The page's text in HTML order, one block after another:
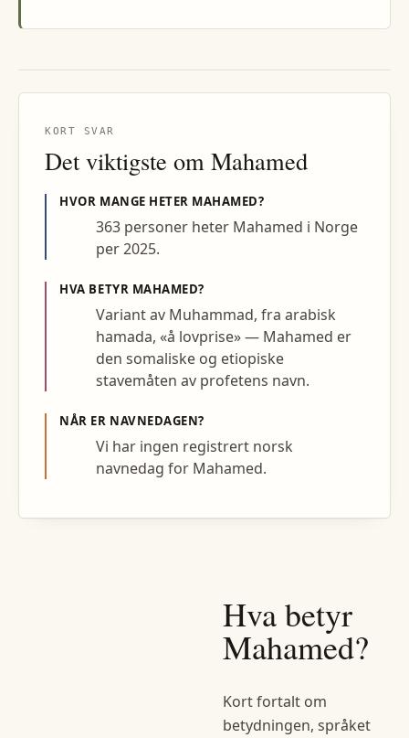
KORT SVAR
Det viktigste om Mahamed
HVOR MANGE HETER MAHAMED?
363 personer heter Mahamed i Norge
per 2025.
HVA BETYR MAHAMED?
Variant av Muhammad, fra arabisk
hamada, «å lovprise» — Mahamed er
den somaliske og etiopiske
stavemåten av profetens navn.
NÅR ER NAVNEDAGEN?
Vi har ingen registrert norsk
navnedag for Mahamed.
Hva betyr
Mahamed?
Kort fortalt om
betydningen, språket